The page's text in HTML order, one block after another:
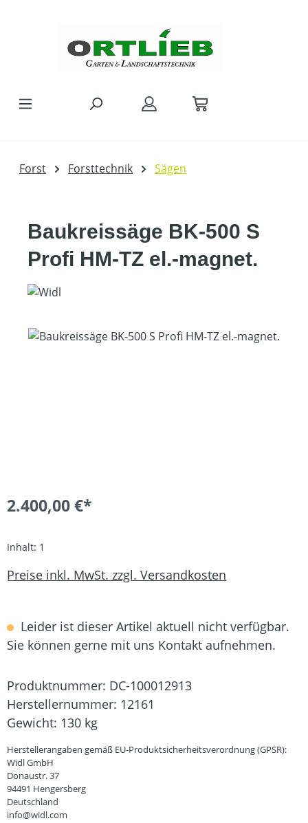
Forst Forsttechnik Sägen
Baukreissäge BK-500 S
Profi HM-TZ el.-magnet.
Bildergalerie überspringen
2.400,00 €*
Inhalt: 1
Preise inkl. MwSt. zzgl. Versandkosten
Leider ist dieser Artikel aktuell nicht verfügbar.
Sie können gerne mit uns Kontakt aufnehmen.
Produktnummer: DC-100012913
Herstellernummer: 12161
Gewicht: 130 kg
Herstellerangaben gemäß EU-Produktsicherheitsverordnung (GPSR):
Widl GmbH
Donaustr. 37
94491 Hengersberg
Deutschland
info@widl.com